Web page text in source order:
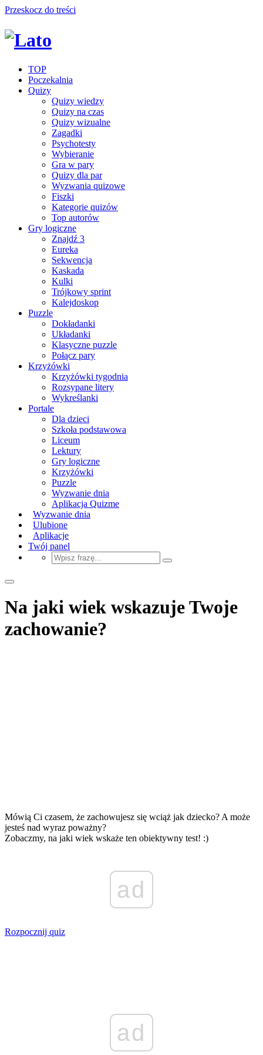
Przeskocz do treści
TOP
Poczekalnia
Quizy
Quizy wiedzy
Quizy na czas
Quizy wizualne
Zagadki
Psychotesty
Wybieranie
Gra w pary
Quizy dla par
Wyzwania quizowe
Fiszki
Kategorie quizów
Top autorów
Gry logiczne
Znajdź 3
Eureka
Sekwencja
Kaskada
Kulki
Trójkowy sprint
Kalejdoskop
Puzzle
Dokładanki
Układanki
Klasyczne puzzle
Połącz pary
Krzyżówki
Krzyżówki tygodnia
Rozsypane litery
Wykreślanki
Portale
Dla dzieci
Szkoła podstawowa
Liceum
Lektury
Gry logiczne
Krzyżówki
Puzzle
Wyzwanie dnia
Aplikacja Quizme
Wyzwanie dnia
Ulubione
Aplikacje
Twój panel
Na jaki wiek wskazuje Twoje
zachowanie?
Mówią Ci czasem, że zachowujesz się wciąż jak dziecko? A może
jesteś nad wyraz poważny?
Zobaczmy, na jaki wiek wskaże ten obiektywny test! :)
ad
Rozpocznij quiz
ad